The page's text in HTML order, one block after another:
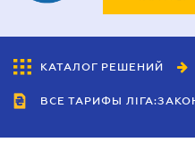
КАТАЛОГ РЕШЕНИЙ
ВСЕ ТАРИФЫ